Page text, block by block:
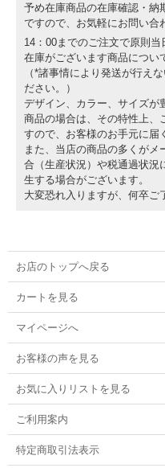
予め在庫商品の在庫確認・納
ですので、お気軽にお問い合
14：00までのご注文で原則当
在庫がございます商品につい
（*諸事情により発送が行え
ださい。）
デザイン、カラー、サイズが
商品の場合は、その特性上、
すので、お客様のお手元に届
また、当店の商品の多くが
合（生産状況）や税通過状況
生する場合がございます。
大変恐れ入りますが、何卒ご
お店のトップへ戻る
カートを見る
マイページへ
お客様の声を見る
お気に入りリストを見る
ご利用案内
特定商取引法表示